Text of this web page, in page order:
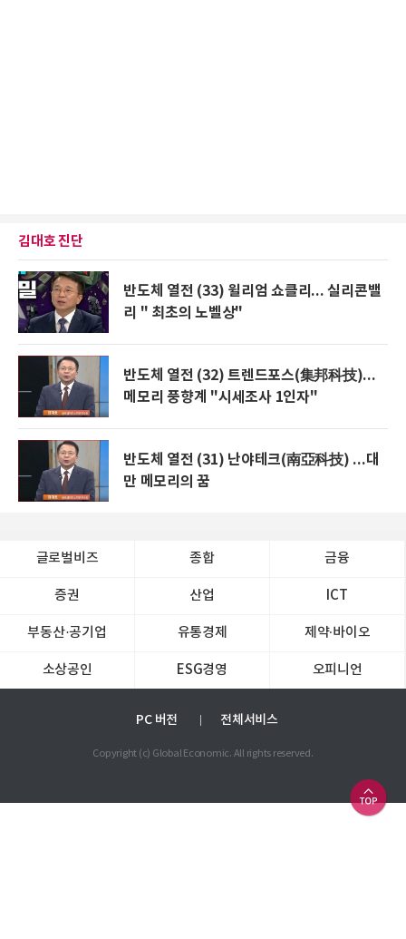
김대호 진단
반도체 열전 (33) 윌리엄 쇼클리... 실리콘밸
리 " 최초의 노벨상"
반도체 열전 (32) 트렌드포스(集邦科技)...
메모리 풍향계 "시세조사 1인자"
반도체 열전 (31) 난야테크(南亞科技) ...대
만 메모리의 꿈
글로벌비즈 종합 금융
증권 산업 ICT
부동산·공기업 유통경제 제약∙바이오
소상공인 ESG경영 오피니언
PC 버전 전체서비스
Copyright (c) Global Economic. All rights reserved.